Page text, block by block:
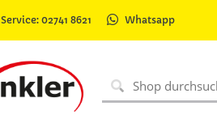
Service: 02741 8621 Whatsapp